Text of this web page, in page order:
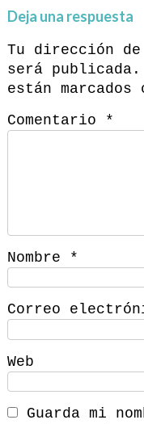
Deja una respuesta
Tu dirección
será publicada.
están marcados
Comentario
*
Nombre *
Correo
Web
Guarda mi